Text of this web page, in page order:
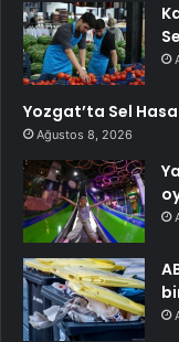
Yozgat’ta Sel
Ağustos 8, 2026